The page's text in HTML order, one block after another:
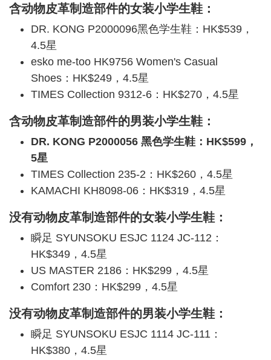
含动物皮革制造部件的女装小学生鞋：
DR. KONG P2000096黑色学生鞋：HK$539，
4.5星
esko me-too HK9756 Women's Casual
Shoes：HK$249，4.5星
TIMES Collection 9312-6：HK$270，4.5星
含动物皮革制造部件的男装小学生鞋：
DR. KONG P2000056 黑色学生鞋：HK$599，
5星
TIMES Collection 235-2：HK$260，4.5星
KAMACHI KH8098-06：HK$319，4.5星
没有动物皮革制造部件的女装小学生鞋：
瞬足 SYUNSOKU ESJC 1124 JC-112：
HK$349，4.5星
US MASTER 2186：HK$299，4.5星
Comfort 230：HK$299，4.5星
没有动物皮革制造部件的男装小学生鞋：
瞬足 SYUNSOKU ESJC 1114 JC-111：
HK$380，4.5星